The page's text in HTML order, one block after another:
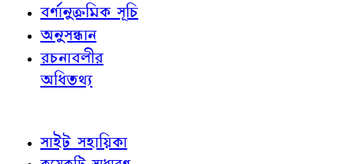
বর্ণানুক্রমিক সূচি
অনুসন্ধান
রচনাবলীর
অধিতথ্য
সাইট সহায়িকা